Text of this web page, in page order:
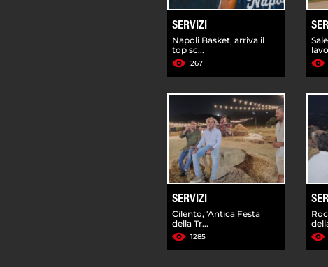
SERVIZI
Napoli Basket, arriva il
top sc...
267
SERVIZI
Cilento, 'Antica Festa
della Tr...
1285